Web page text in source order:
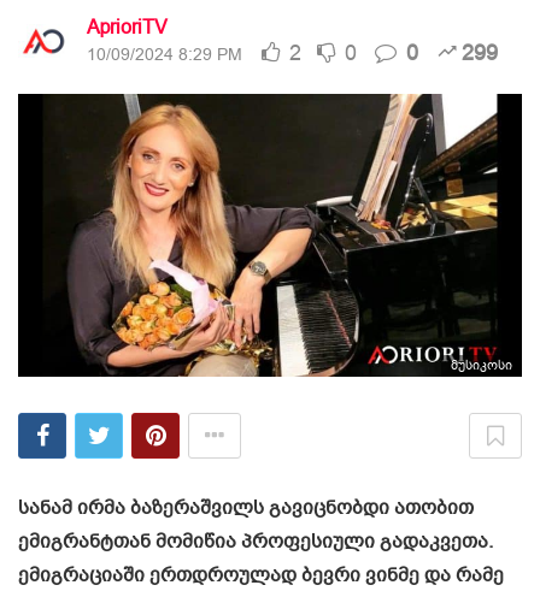
AprioriTV
10/09/2024 8:29 PM 2 0 0 299
მუსიკოსი
სანამ ირმა ბაზერაშვილს გავიცნობდი ათობით
ემიგრანტთან მომიწია პროფესიული გადაკვეთა.
ემიგრაციაში ერთდროულად ბევრი ვინმე და რამე